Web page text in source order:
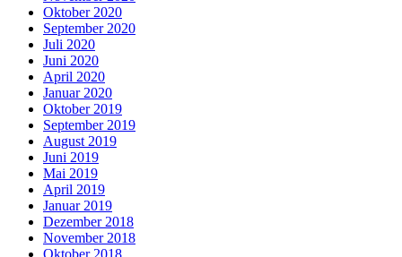
Oktober 2020
September 2020
Juli 2020
Juni 2020
April 2020
Januar 2020
Oktober 2019
September 2019
August 2019
Juni 2019
Mai 2019
April 2019
Januar 2019
Dezember 2018
November 2018